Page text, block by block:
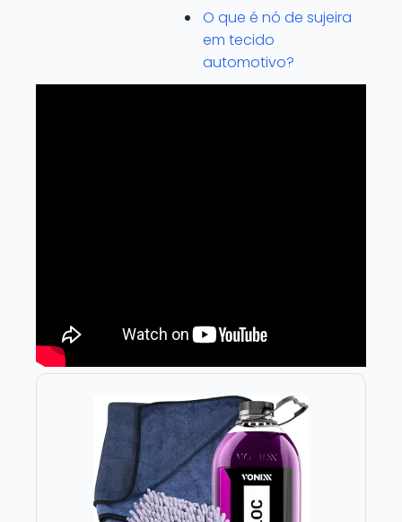
O que é nó de sujeira
em tecido
automotivo?